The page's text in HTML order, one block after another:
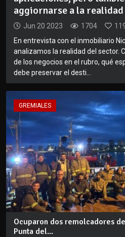
aggiornarse a la
Jun 20 2023 1704
En entrevista con el inmobiliario
analizamos la realidad del sector.
de los negocios en el rubro, qué
debe preservar el desti...
GREMIALES
Ocuparon dos remolcadores
Punta del...